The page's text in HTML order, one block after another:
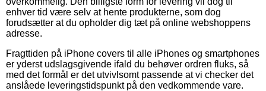
enhver tid være selv at hente produkterne, som dog
forudsætter at du opholder dig tæt på online webshoppens
adresse.
Fragttiden på iPhone covers til alle iPhones og smartphones
er yderst udslagsgivende ifald du behøver ordren fluks, så
med det formål er det utvivlsomt passende at vi checker det
anslåede leveringstidspunkt på den vedkommende vare.